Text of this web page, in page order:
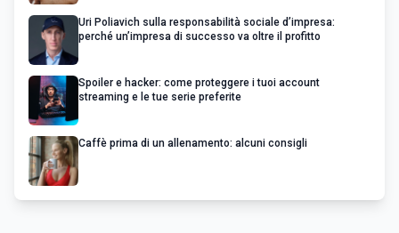
Uri Poliavich sulla responsabilità sociale d’impresa:
perché un’impresa di successo va oltre il profitto
Spoiler e hacker: come proteggere i tuoi account
streaming e le tue serie preferite
Caffè prima di un allenamento: alcuni consigli